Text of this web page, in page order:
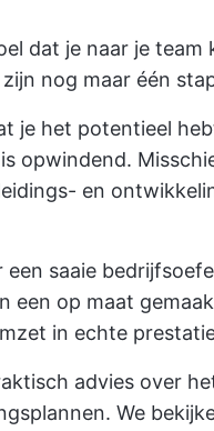
dat je naar je
nog maar één
je het potentieel
opwindend.
en
saaie
een op maat
in echte
advies over
We